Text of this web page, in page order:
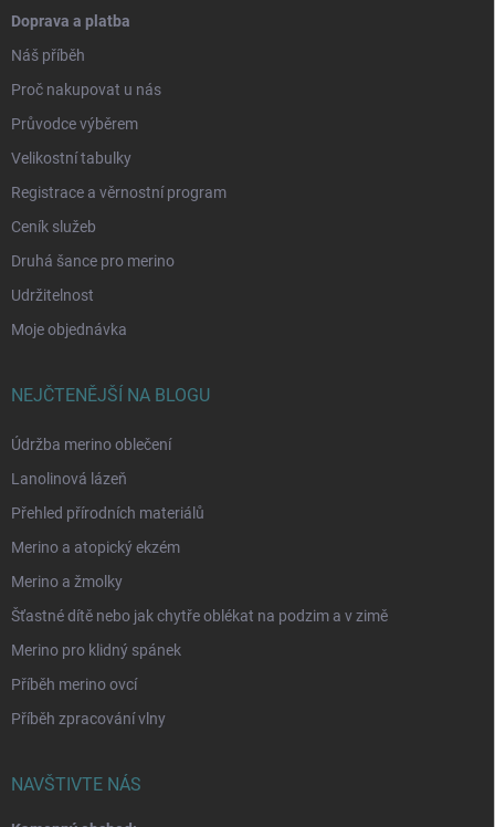
Doprava a platba
Náš příběh
Proč nakupovat u nás
Průvodce výběrem
Velikostní tabulky
Registrace a věrnostní program
Ceník služeb
Druhá šance pro merino
Udržitelnost
Moje objednávka
NEJČTENĚJŠÍ NA BLOGU
Údržba merino oblečení
Lanolinová lázeň
Přehled přírodních materiálů
Merino a atopický ekzém
Merino a žmolky
Šťastné dítě nebo jak chytře oblékat na podzim a v zimě
Merino pro klidný spánek
Příběh merino ovcí
Příběh zpracování vlny
NAVŠTIVTE NÁS